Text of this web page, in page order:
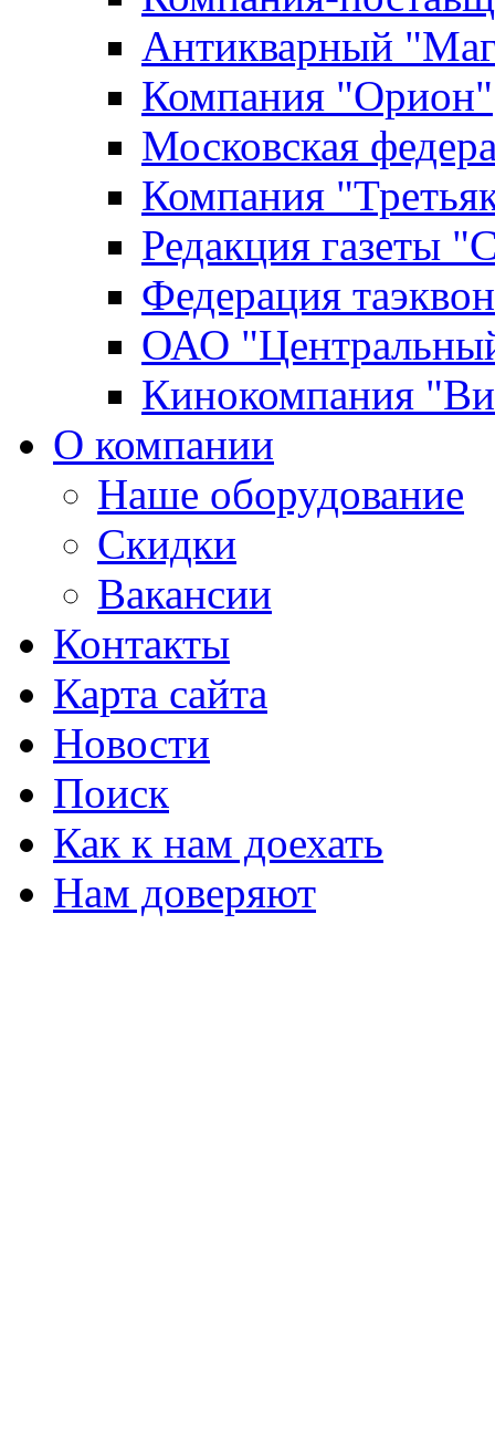
Антикварный
Компания "Орион"
Московская
Компания
Редакция газеты
Федерация
ОАО
Кинокомпания
О компании
Наше оборудование
Скидки
Вакансии
Контакты
Карта сайта
Новости
Поиск
Как к нам доехать
Нам доверяют